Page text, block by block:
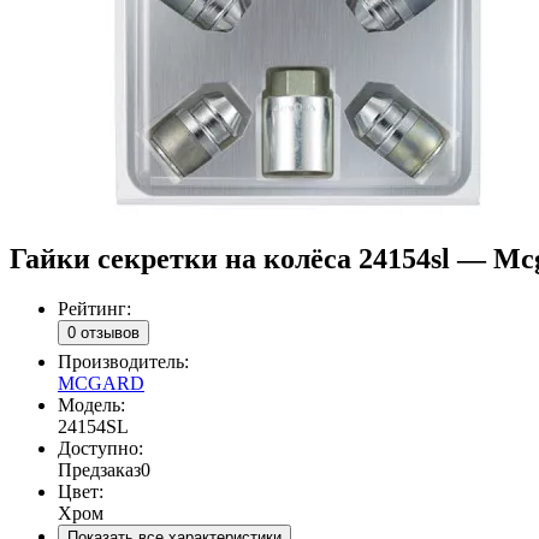
Гайки секретки на колёса 24154sl —
Рейтинг:
0 отзывов
Производитель:
MCGARD
Модель:
24154SL
Доступно:
Предзаказ0
Цвет:
Хром